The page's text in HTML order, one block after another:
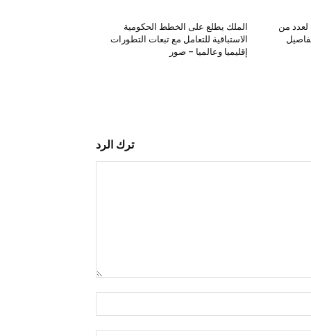
لعدد من
الملك يطلع على الخطط الحكومية
الاستباقية للتعامل مع تبعات التطورات
إقليميا وعالميا – صور
ترك الرد